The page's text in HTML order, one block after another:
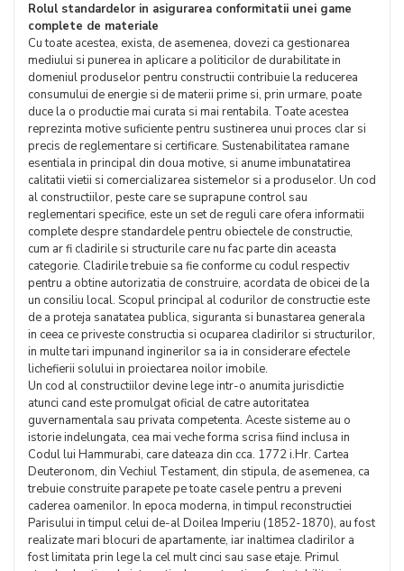
Rolul standardelor in asigurarea conformitatii unei game
complete de materiale
Cu toate acestea, exista, de asemenea, dovezi ca gestionarea
mediului si punerea in aplicare a politicilor de durabilitate in
domeniul produselor pentru constructii contribuie la reducerea
consumului de energie si de materii prime si, prin urmare, poate
duce la o productie mai curata si mai rentabila. Toate acestea
reprezinta motive suficiente pentru sustinerea unui proces clar si
precis de reglementare si certificare. Sustenabilitatea ramane
esentiala in principal din doua motive, si anume imbunatatirea
calitatii vietii si comercializarea sistemelor si a produselor. Un cod
al constructiilor, peste care se suprapune control sau
reglementari specifice, este un set de reguli care ofera informatii
complete despre standardele pentru obiectele de constructie,
cum ar fi cladirile si structurile care nu fac parte din aceasta
categorie. Cladirile trebuie sa fie conforme cu codul respectiv
pentru a obtine autorizatia de construire, acordata de obicei de la
un consiliu local. Scopul principal al codurilor de constructie este
de a proteja sanatatea publica, siguranta si bunastarea generala
in ceea ce priveste constructia si ocuparea cladirilor si structurilor,
in multe tari impunand inginerilor sa ia in considerare efectele
lichefierii solului in proiectarea noilor imobile.
Un cod al constructiilor devine lege intr-o anumita jurisdictie
atunci cand este promulgat oficial de catre autoritatea
guvernamentala sau privata competenta. Aceste sisteme au o
istorie indelungata, cea mai veche forma scrisa fiind inclusa in
Codul lui Hammurabi, care dateaza din cca. 1772 i.Hr. Cartea
Deuteronom, din Vechiul Testament, din stipula, de asemenea, ca
trebuie construite parapete pe toate casele pentru a preveni
caderea oamenilor. In epoca moderna, in timpul reconstructiei
Parisului in timpul celui de-al Doilea Imperiu (1852-1870), au fost
realizate mari blocuri de apartamente, iar inaltimea cladirilor a
fost limitata prin lege la cel mult cinci sau sase etaje. Primul